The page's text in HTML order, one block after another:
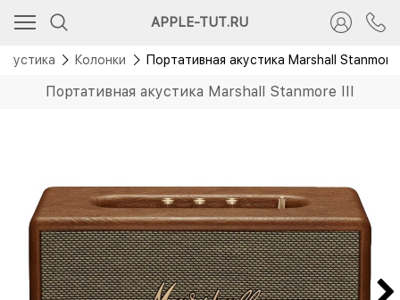
APPLE-TUT.RU
Колонки Портативная акустика Marshall Stanmore
Портативная акустика Marshall Stanmore III